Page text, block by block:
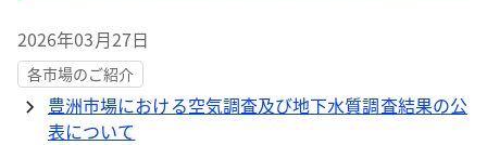
2026年03月27日
各市場のご紹介
豊洲市場における空気調査及び地下水質調査結果の公
表について